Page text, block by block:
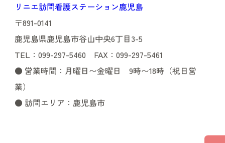
リニエ訪問看護ステーション鹿児島
〒891-0141
鹿児島県鹿児島市谷山中央6丁目3-5
TEL：099-297-5460 FAX：099-297-5461
● 営業時間：月曜日〜金曜日 9時〜18時（祝日営
業）
● 訪問エリア：鹿児島市